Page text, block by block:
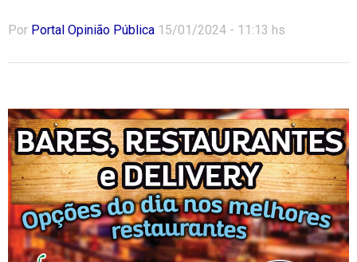
Por Portal Opinião Pública 15/01/2024 - 11:13 hs